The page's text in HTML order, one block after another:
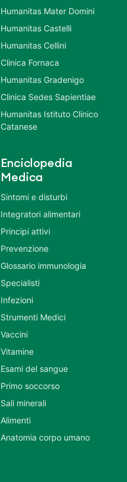
Humanitas Mater Domini
Humanitas Castelli
Humanitas Cellini
Clinica Fornaca
Humanitas Gradenigo
Clinica Sedes Sapientiae
Humanitas Istituto Clinico
Catanese
Enciclopedia
Medica
Sintomi e disturbi
Integratori alimentari
Principi attivi
Prevenzione
Glossario immunologia
Specialisti
Infezioni
Strumenti Medici
Vaccini
Vitamine
Esami del sangue
Primo soccorso
Sali minerali
Alimenti
Anatomia corpo umano